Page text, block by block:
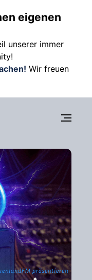
eigenen
unserer immer
Wir freuen